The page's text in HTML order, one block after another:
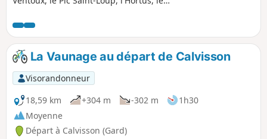
La Vaunage au départ de Calvisson
Visorandonneur
18,59 km
+304 m -302 m
1h30
Moyenne
Départ à Calvisson (Gard)